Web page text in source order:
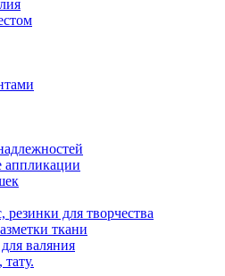
аппликации
резинки для творчества
ткани
валяния